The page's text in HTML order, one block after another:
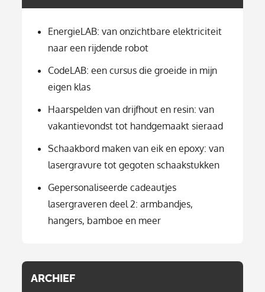
EnergieLAB: van onzichtbare elektriciteit
naar een rijdende robot
CodeLAB: een cursus die groeide in mijn
eigen klas
Haarspelden van drijfhout en resin: van
vakantievondst tot handgemaakt sieraad
Schaakbord maken van eik en epoxy: van
lasergravure tot gegoten schaakstukken
Gepersonaliseerde cadeautjes
lasergraveren deel 2: armbandjes,
hangers, bamboe en meer
ARCHIEF